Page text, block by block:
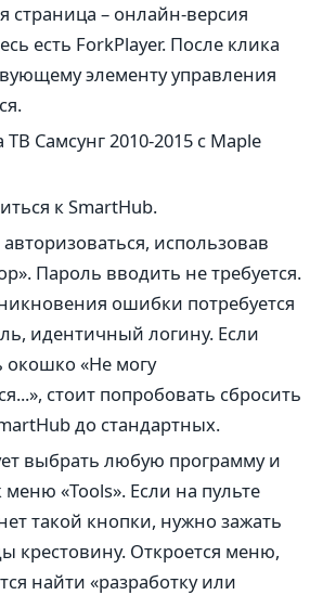
страница – онлайн-версия
есть ForkPlayer. После клика
элементу управления
ТВ Самсунг 2010-2015 с Maple
к SmartHub.
использовав
Пароль вводить не требуется.
ошибки потребуется
идентичный логину. Если
окошко «Не могу
стоит попробовать сбросить
до стандартных.
выбрать любую программу и
меню «Tools». Если на пульте
такой кнопки, нужно зажать
крестовину. Откроется меню,
найти «разработку или